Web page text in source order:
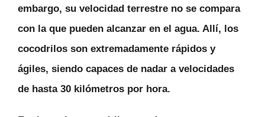
embargo, su velocidad terrestre no se compara
con la que pueden alcanzar en el agua. Allí, los
cocodrilos son extremadamente rápidos y
ágiles, siendo capaces de nadar a velocidades
de hasta 30 kilómetros por hora.